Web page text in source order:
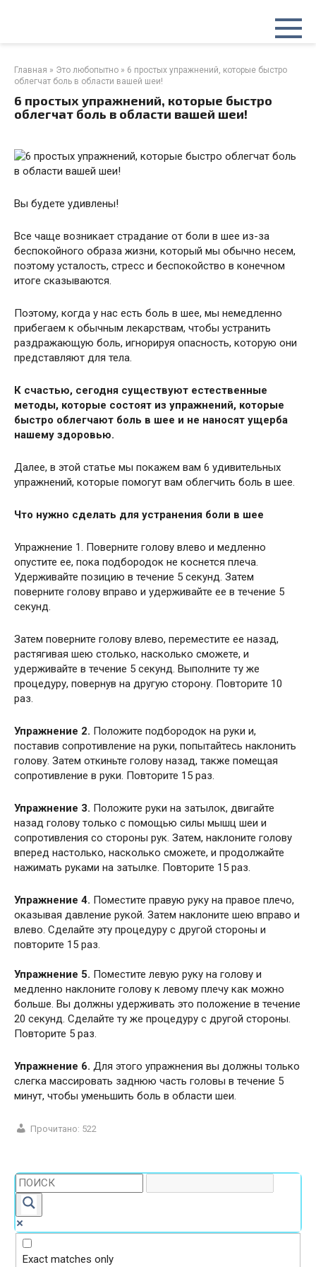
Главная » Это любопытно » 6 простых упражнений, которые быстро
облегчат боль в области вашей шеи!
6 простых упражнений, которые быстро
облегчат боль в области вашей шеи!
Вы будете удивлены!
Все чаще возникает страдание от боли в шее из-за
беспокойного образа жизни, который мы обычно несем,
поэтому усталость, стресс и беспокойство в конечном
итоге сказываются.
Поэтому, когда у нас есть боль в шее, мы немедленно
прибегаем к обычным лекарствам, чтобы устранить
раздражающую боль, игнорируя опасность, которую они
представляют для тела.
К счастью, сегодня существуют естественные
методы, которые состоят из упражнений, которые
быстро облегчают боль в шее и не наносят ущерба
нашему здоровью.
Далее, в этой статье мы покажем вам 6 удивительных
упражнений, которые помогут вам облегчить боль в шее.
Что нужно сделать для устранения боли в шее
Упражнение 1. Поверните голову влево и медленно
опустите ее, пока подбородок не коснется плеча.
Удерживайте позицию в течение 5 секунд. Затем
поверните голову вправо и удерживайте ее в течение 5
секунд.
Затем поверните голову влево, переместите ее назад,
растягивая шею столько, насколько сможете, и
удерживайте в течение 5 секунд. Выполните ту же
процедуру, повернув на другую сторону. Повторите 10
раз.
Упражнение 2. Положите подбородок на руки и,
поставив сопротивление на руки, попытайтесь наклонить
голову. Затем откиньте голову назад, также помещая
сопротивление в руки. Повторите 15 раз.
Упражнение 3. Положите руки на затылок, двигайте
назад голову только с помощью силы мышц шеи и
сопротивления со стороны рук. Затем, наклоните голову
вперед настолько, насколько сможете, и продолжайте
нажимать руками на затылке. Повторите 15 раз.
Упражнение 4. Поместите правую руку на правое плечо,
оказывая давление рукой. Затем наклоните шею вправо и
влево. Сделайте эту процедуру с другой стороны и
повторите 15 раз.
Упражнение 5. Поместите левую руку на голову и
медленно наклоните голову к левому плечу как можно
больше. Вы должны удерживать это положение в течение
20 секунд. Сделайте ту же процедуру с другой стороны.
Повторите 5 раз.
Упражнение 6. Для этого упражнения вы должны только
слегка массировать заднюю часть головы в течение 5
минут, чтобы уменьшить боль в области шеи.
Прочитано: 522
Exact matches only